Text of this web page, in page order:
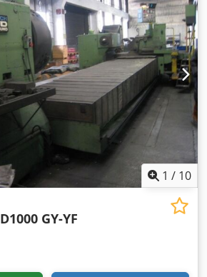
1 / 10
D1000 GY-YF